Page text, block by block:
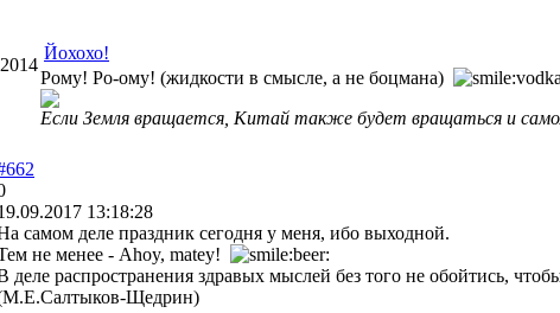
Йохохо!
Рому! Ро-ому! (жидкости в смысле, а не боцмана)
Если Земля вращается, Китай также будет вращаться и
13:18:28
самом деле праздник сегодня у меня, ибо выходной.
не менее - Ahoy, matey!
деле распространения здравых мыслей без того не обойтись,
Щедрин)